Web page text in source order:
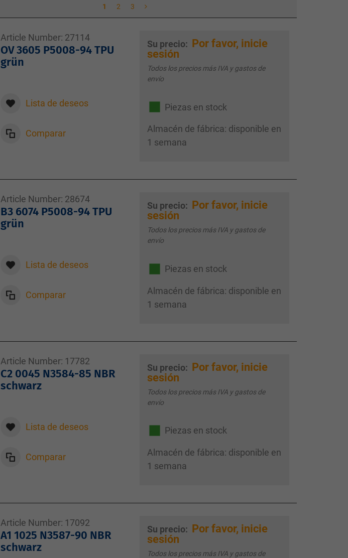
1 2 3
Article Number: 27114
OV 3605 P5008-94 TPU
grün
Lista de deseos
Comparar
Su precio: Por favor, inicie
sesión
Todos los precios más IVA y gastos de
envío
Piezas en stock
Almacén de fábrica: disponible en
1 semana
Article Number: 28674
B3 6074 P5008-94 TPU
grün
Lista de deseos
Comparar
Su precio:
Por favor, inicie
sesión
Todos los precios más IVA y gastos de
envío
Piezas en stock
Almacén de fábrica: disponible en
1 semana
Article Number: 17782
C2 0045 N3584-85 NBR
schwarz
Lista de deseos
Comparar
Su precio: Por favor, inicie
sesión
Todos los precios más IVA y gastos de
envío
Piezas en stock
Almacén de fábrica: disponible en
1 semana
Article Number: 17092
A1 1025 N3587-90 NBR
schwarz
Su precio: Por favor, inicie
sesión
Todos los precios más IVA y gastos de